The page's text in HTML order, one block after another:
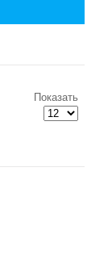
Показать